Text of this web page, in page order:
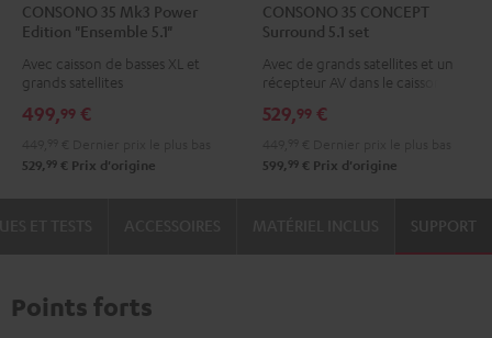
35
Mk3
Power
"Ensemble
Noir
35
Mk3
Power
"Ensemble
Blanc
CONSONO 35 Mk3 Power
Edition "Ensemble 5.1"
Avec caisson de basses XL et
grands satellites
499,99 €
529, 99 € Prix d'origine
35
CONCEPT
Surround
5.1
set
35
CONCEPT
Surround
set
CONSONO 35 CONCEPT
Surround 5.1 set
Avec de grands satellites et un
récepteur AV dans le caisson de
529,99 €
599, 99 € Prix d'origine
SUPPORT
Points forts